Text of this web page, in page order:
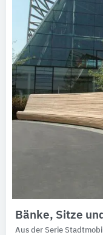
Bänke, Sitze
Aus der Serie